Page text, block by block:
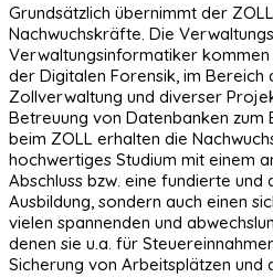
Grundsätzlich übernimmt der
Nachwuchskräfte. Die
Verwaltungsinformatiker
der Digitalen Forensik, im Bereich
Zollverwaltung und diverser
Betreuung von Datenbanken zum
beim ZOLL erhalten die
hochwertiges Studium mit einem
Abschluss bzw. eine fundierte und
Ausbildung, sondern auch einen
vielen spannenden und
denen sie u.a. für
Sicherung von Arbeitsplätzen und